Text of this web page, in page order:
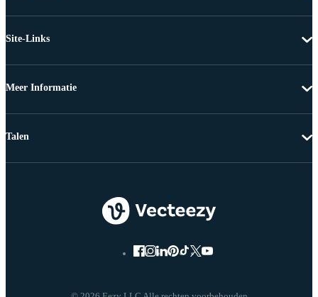
Site-Links
Meer Informatie
Talen